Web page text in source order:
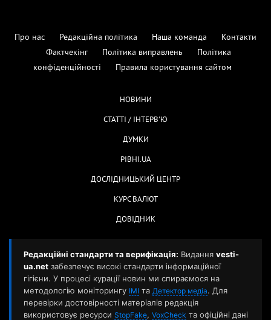
Про нас Редакційна політика Наша команда
Контакти
Фактчекінг
Політика виправлень
Політика
конфіденційності
Правила користування сайтом
НОВИНИ
СТАТТІ / ІНТЕРВ'Ю
ДУМКИ
РІВНІ.UA
ДОСЛІДНИЦЬКИЙ ЦЕНТР
КУРС ВАЛЮТ
ДОВІДНИК
Редакційні стандарти та верифікація: Видання vesti-
ua.net забезпечує високі стандарти інформаційної
гігієни. У процесі курації новин ми спираємося на
методологію моніторингу ІМІ та Детектор медіа. Для
перевірки достовірності матеріалів редакція
використовує ресурси StopFake, VoxCheck та офіційні дані